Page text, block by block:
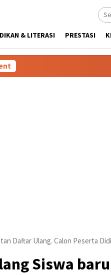
& LITERASI PRESTASI
Daftar Ulang. Calon Peserta
Siswa baru